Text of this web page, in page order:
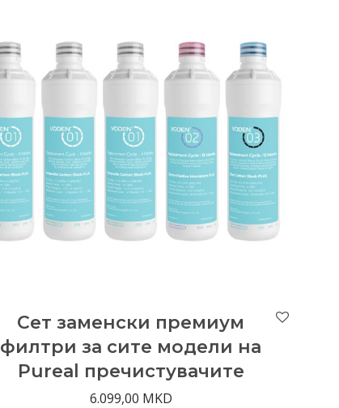
Сет заменски премиум
филтри за сите модели на
Pureal пречистувачите
6.099,00 MKD